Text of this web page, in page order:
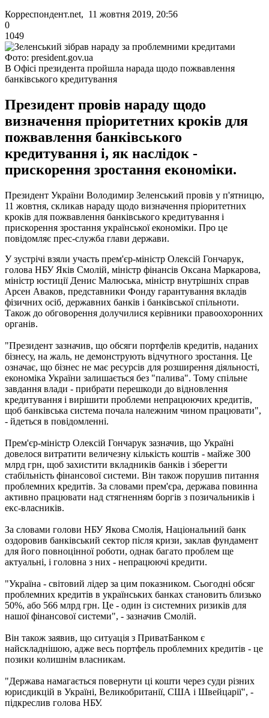
Корреспондент.net, 11 жовтня 2019, 20:56
0
1049
Фото: president.gov.ua
В Офісі президента пройшла нарада щодо пожвавлення
банківського кредитування
Президент провів нараду щодо
визначення пріоритетних кроків для
пожвавлення банківського
кредитування і, як наслідок -
прискорення зростання економіки.
Президент України Володимир Зеленський провів у п'ятницю,
11 жовтня, скликав нараду щодо визначення пріоритетних
кроків для пожвавлення банківського кредитування і
прискорення зростання української економіки. Про це
повідомляє прес-служба глави держави.
У зустрічі взяли участь прем'єр-міністр Олексій Гончарук,
голова НБУ Яків Смолій, міністр фінансів Оксана Маркарова,
міністр юстиції Денис Малюська, міністр внутрішніх справ
Арсен Аваков, представники Фонду гарантування вкладів
фізичних осіб, державних банків і банківської спільноти.
Також до обговорення долучилися керівники правоохоронних
органів.
"Президент зазначив, що обсяги портфелів кредитів, наданих
бізнесу, на жаль, не демонструють відчутного зростання. Це
означає, що бізнес не має ресурсів для розширення діяльності,
економіка України залишається без "палива". Тому спільне
завдання влади - прибрати перешкоди до відновлення
кредитування і вирішити проблеми непрацюючих кредитів,
щоб банківська система почала належним чином працювати",
- йдеться в повідомленні.
Прем'єр-міністр Олексій Гончарук зазначив, що Україні
довелося витратити величезну кількість коштів - майже 300
млрд грн, щоб захистити вкладників банків і зберегти
стабільність фінансової системи. Він також порушив питання
проблемних кредитів. За словами прем'єра, держава повинна
активно працювати над стягненням боргів з позичальників і
екс-власників.
За словами голови НБУ Якова Смолія, Національний банк
оздоровив банківський сектор після кризи, заклав фундамент
для його повноцінної роботи, однак багато проблем ще
актуальні, і головна з них - непрацюючі кредити.
"Україна - світовий лідер за цим показником. Сьогодні обсяг
проблемних кредитів в українських банках становить близько
50%, або 566 млрд грн. Це - один із системних ризиків для
нашої фінансової системи", - зазначив Смолій.
Він також заявив, що ситуація з ПриватБанком є ​​
найскладнішою, адже весь портфель проблемних кредитів - це
позики колишнім власникам.
"Держава намагається повернути ці кошти через суди різних
юрисдикцій в Україні, Великобританії, США і Швейцарії", -
підкреслив голова НБУ.